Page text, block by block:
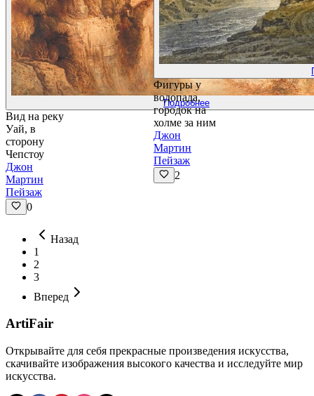
Подробнее
Вид на реку
Уай, в
сторону
Чепстоу
Джон
Мартин
Пейзаж
0
Фигуры у
водопада,
городок на
холме за ним
Джон
Мартин
Пейзаж
2
Назад
1
2
3
Вперед
ArtiFair
Открывайте для себя прекрасные произведения искусства,
скачивайте изображения высокого качества и исследуйте мир
искусства.